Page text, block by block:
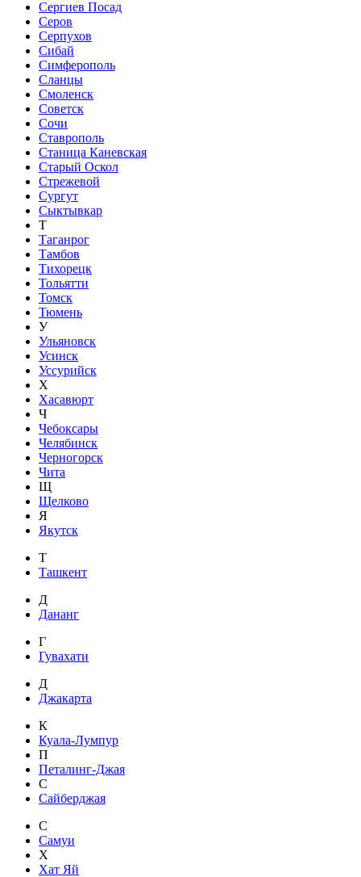
Сергиев Посад
Серов
Серпухов
Сибай
Симферополь
Сланцы
Смоленск
Советск
Сочи
Ставрополь
Станица Каневская
Старый Оскол
Стрежевой
Сургут
Сыктывкар
Т
Таганрог
Тамбов
Тихорецк
Тольятти
Томск
Тюмень
У
Ульяновск
Усинск
Уссурийск
Х
Хасавюрт
Ч
Чебоксары
Челябинск
Черногорск
Чита
Щ
Щелково
Я
Якутск
Т
Ташкент
Д
Дананг
Г
Гувахати
Д
Джакарта
К
Куала-Лумпур
П
Петалинг-Джая
С
Сайберджая
С
Самуи
Х
Хат Яй